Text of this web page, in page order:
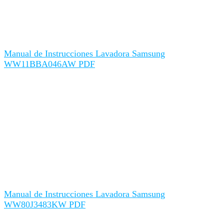
Manual de Instrucciones Lavadora Samsung
WW11BBA046AW PDF
Manual de Instrucciones Lavadora Samsung
WW80J3483KW PDF